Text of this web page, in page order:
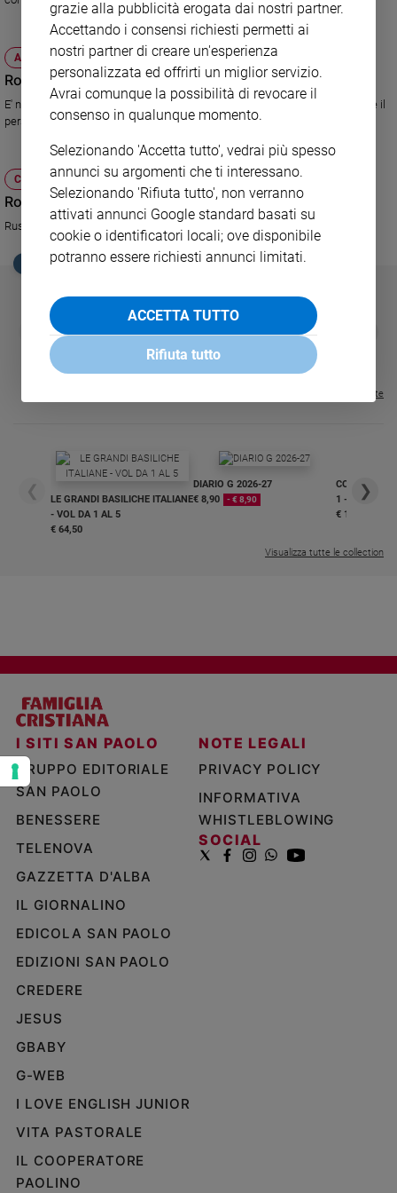
Sanremo
Cinema,
Tv
e
streaming
Musica
Arte
Famiglia
educazione
Adolescenza
Foto
Video
Podcast
Privacy
Policy
Contatti
Registrati
ATTUALITÀ
Robin Hood, gladiatore di Sherwood
E' nelle sale italiane il kolossal di Ridley Scott, che ricostruisce con rigore il
personaggio.
CULTURA E SPETTACOLI
Robin Hood canta a Che tempo che fa
Russell Crowe ospite nel talk show di Fabio Fazio
EDICOLA SAN PAOLO
GBABY
€ 34,80
Visualizza tutte le riviste
❮
LE GRANDI BASILICHE ITALIANE
- VOL DA 1 AL 5
€ 64,50
DIARIO G 2026-27
€ 8,90
- € 8,90
COLLANA
1 - 2
€ 18,50
❯
Visualizza tutte le collection
I SITI SAN PAOLO
GRUPPO EDITORIALE
SAN PAOLO
BENESSERE
TELENOVA
GAZZETTA D'ALBA
IL GIORNALINO
EDICOLA SAN PAOLO
EDIZIONI SAN PAOLO
CREDERE
JESUS
GBABY
G-WEB
I LOVE ENGLISH JUNIOR
VITA PASTORALE
IL COOPERATORE
PAOLINO
NOTE LEGALI
PRIVACY POLICY
INFORMATIVA
WHISTLEBLOWING
SOCIAL
grazie alla pubblicità erogata dai nostri partner.
Accettando i consensi richiesti permetti ai
nostri partner di creare un'esperienza
personalizzata ed offrirti un miglior servizio.
Avrai comunque la possibilità di revocare il
consenso in qualunque momento.
Selezionando 'Accetta tutto', vedrai più spesso
annunci su argomenti che ti interessano.
Selezionando 'Rifiuta tutto', non verranno
attivati annunci Google standard basati su
cookie o identificatori locali; ove disponibile
potranno essere richiesti annunci limitati.
ACCETTA TUTTO
Rifiuta tutto